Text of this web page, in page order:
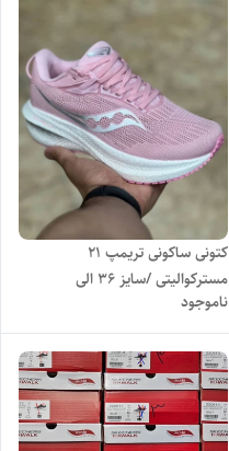
کتونی ساکونی تریمپ 21
مسترکوالیتی /سایز 36 الی
فروش عمده و تک
ناموجود